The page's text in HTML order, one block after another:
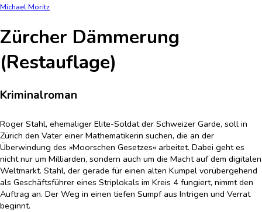
Michael Moritz
Zürcher Dämmerung
(Restauflage)
Kriminalroman
Roger Stahl, ehemaliger Elite-Soldat der Schweizer Garde, soll in
Zürich den Vater einer Mathematikerin suchen, die an der
Überwindung des »Moorschen Gesetzes« arbeitet. Dabei geht es
nicht nur um Milliarden, sondern auch um die Macht auf dem digitalen
Weltmarkt. Stahl, der gerade für einen alten Kumpel vorübergehend
als Geschäftsführer eines Striplokals im Kreis 4 fungiert, nimmt den
Auftrag an. Der Weg in einen tiefen Sumpf aus Intrigen und Verrat
beginnt.